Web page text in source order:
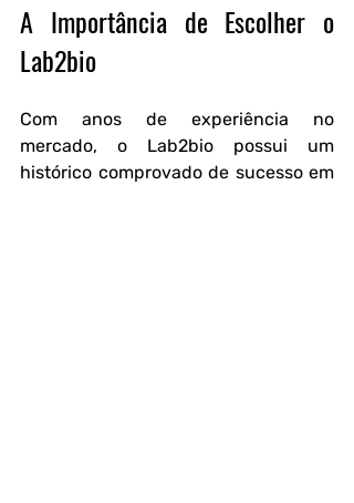
A Importância de Escolher o
Lab2bio
Com anos de experiência no
mercado, o Lab2bio possui um
histórico comprovado de sucesso em